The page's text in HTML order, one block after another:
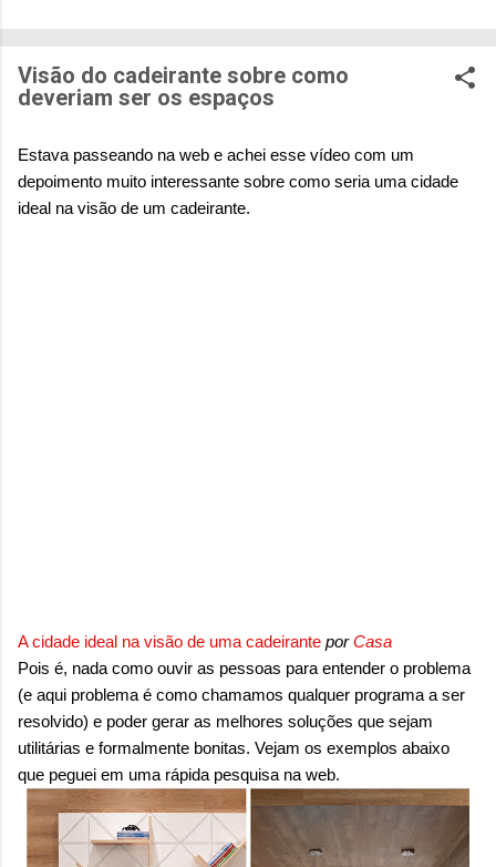
acadêmicos e governamentais recentes para
entender mais sobre a realidade. É mesmo
Patrícia Galvão em parceria com o Instituto
Locomotiva, divulgada em setembro de 2024,
mostrou um dado alarmante: que 97% das
Visão do cadeirante sobre como
deveriam ser os espaços
Estava passeando na web e achei esse vídeo com um
depoimento muito interessante sobre como seria uma cidade
ideal na visão de um cadeirante.
A cidade ideal na visão de uma cadeirante porCasa
Pois é, nada como ouvir as pessoas para entender o problema
(e aqui problema é como chamamos qualquer programa a ser
resolvido) e poder gerar as melhores soluções que sejam
utilitárias e formalmente bonitas. Vejam os exemplos abaixo
que peguei em uma rápida pesquisa na web.